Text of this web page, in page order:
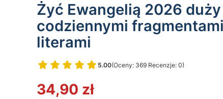
Żyć Ewangelią 2026
codziennymi
literami
5.00(Oceny: 369 Recenzje: 0)
Przejdź do sekcji Opinie
34,90 zł